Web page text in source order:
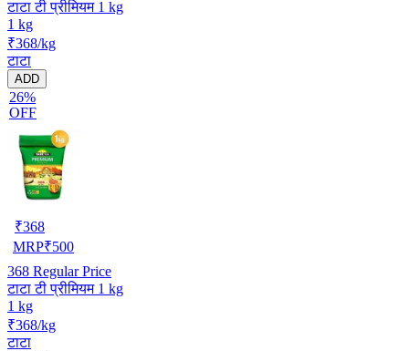
टाटा टी प्रीमियम 1 kg
1 kg
₹368/kg
टाटा
ADD
26%
OFF
₹368
MRP₹500
368 Regular Price
टाटा टी प्रीमियम 1 kg
1 kg
₹368/kg
टाटा